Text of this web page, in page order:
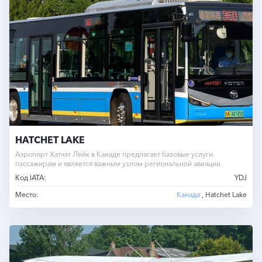
HATCHET LAKE
Аэропорт Хатчэт Лейк в Канаде предлагает базовые услуги
пассажирам и является важным узлом региональной авиации.
Код IATA:
YDJ
Место:
Канада , Hatchet Lake